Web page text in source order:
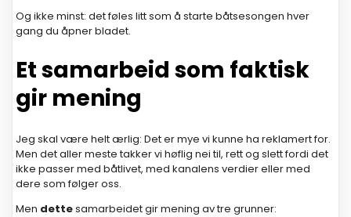
Og ikke minst: det føles litt som å starte båtsesongen hver
gang du åpner bladet.
Et samarbeid som faktisk
gir mening
Jeg skal være helt ærlig: Det er mye vi kunne ha reklamert for.
Men det aller meste takker vi høflig nei til, rett og slett fordi det
ikke passer med båtlivet, med kanalens verdier eller med
dere som følger oss.
Men dettesamarbeidet gir mening av tre grunner: